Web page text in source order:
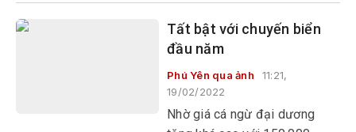
tại thác A Tế, H’Két ở suối
Lạnh thuộc buôn Đá Bàn (xã
Phước Tân, huyện Sơn Hòa).
Tất bật với chuyến biển
đầu năm
Phú Yên qua ảnh
11:21,
19/02/2022
Nhờ giá cá ngừ đại dương